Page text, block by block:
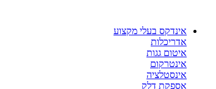
אינדקס בעלי מקצוע
אדריכלות
איטום גגות
אינטרקום
אינסטלציה
אספקת דלק